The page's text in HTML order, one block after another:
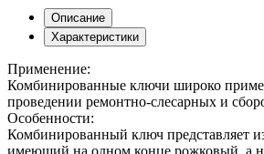
Описание
Характеристики
Применение:
Комбинированные ключи широко
проведении ремонтно-слесарных и
Особенности:
Комбинированный ключ представляет
имеющий на одном конце рожковый, а